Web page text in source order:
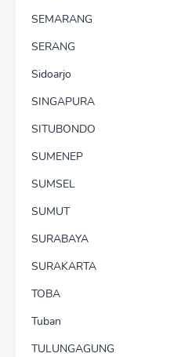
SEMARANG
SERANG
Sidoarjo
SINGAPURA
SITUBONDO
SUMENEP
SUMSEL
SUMUT
SURABAYA
SURAKARTA
TOBA
Tuban
TULUNGAGUNG